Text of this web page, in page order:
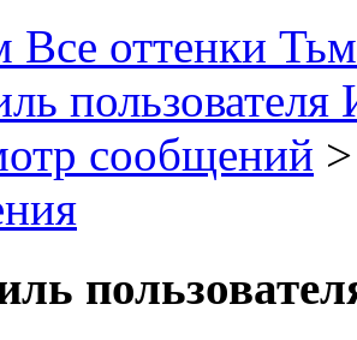
Все оттенки
пользователя
сообщений >